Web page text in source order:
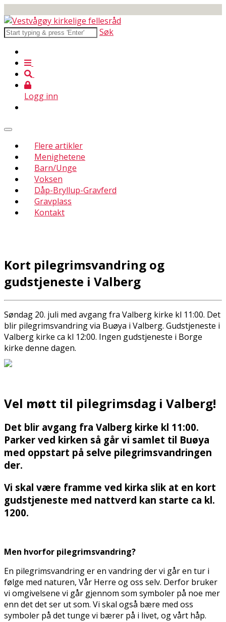
Søk
Logg inn
Flere artikler
Menighetene
Barn/Unge
Voksen
Dåp-Bryllup-Gravferd
Gravplass
Kontakt
Kort pilegrimsvandring og
gudstjeneste i Valberg
Søndag 20. juli med avgang fra Valberg kirke kl 11:00. Det
blir pilegrimsvandring via Buøya i Valberg. Gudstjeneste i
Valberg kirke ca kl 12:00. Ingen gudstjeneste i Borge
kirke denne dagen.
Vel møtt til pilegrimsdag i Valberg!
Det blir avgang fra Valberg kirke kl 11:00.
Parker ved kirken så går vi samlet til Buøya
med oppstart på selve pilegrimsvandringen
der.
Vi skal være framme ved kirka slik at en kort
gudstjeneste med nattverd kan starte ca kl.
1200.
Men hvorfor pilegrimsvandring?
En pilegrimsvandring er en vandring der vi går en tur i
følge med naturen, Vår Herre og oss selv. Derfor bruker
vi omgivelsene vi går gjennom som symboler på noe mer
enn det det ser ut som. Vi skal også bære med oss
symboler på det tunge vi bærer på i livet, og vårt håp.